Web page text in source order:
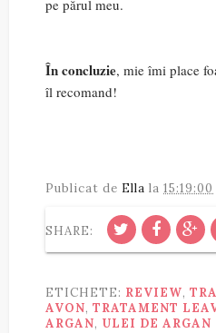
pe părul meu.
În concluzie, mie îmi place
îl recomand!
Publicat de Ella la 15:19:00
SHARE:
ETICHETE: REVIEW,
AVON, TRATAMENT
ARGAN, ULEI DE ARGAN